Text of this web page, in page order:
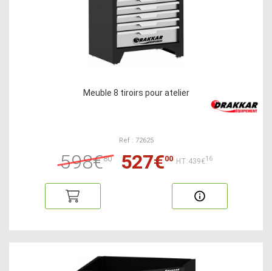
Meuble 8 tiroirs pour atelier
Ref : 72625
598€80 527€00 HT:439€16